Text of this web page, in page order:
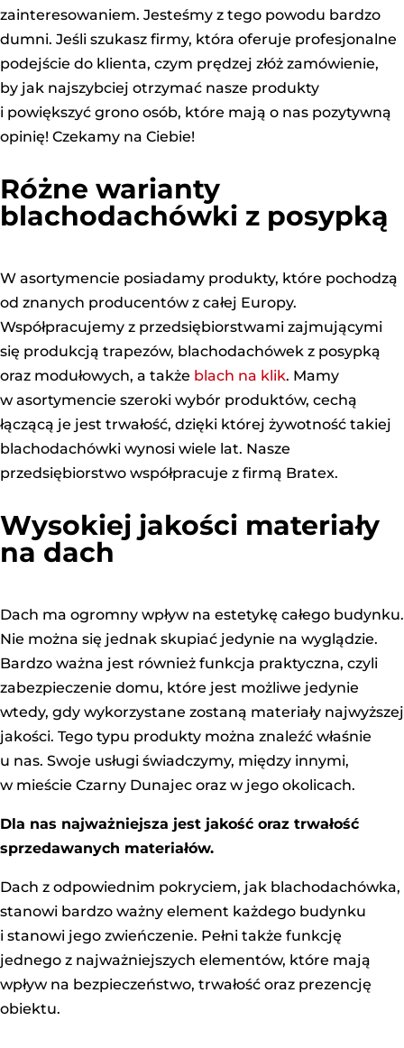
zainteresowaniem. Jesteśmy z tego powodu bardzo
dumni. Jeśli szukasz firmy, która oferuje profesjonalne
podejście do klienta, czym prędzej złóż zamówienie,
by jak najszybciej otrzymać nasze produkty
i powiększyć grono osób, które mają o nas pozytywną
opinię! Czekamy na Ciebie!
Różne warianty
blachodachówki z posypką
W asortymencie posiadamy produkty, które pochodzą
od znanych producentów z całej Europy.
Współpracujemy z przedsiębiorstwami zajmującymi
się produkcją trapezów, blachodachówek z posypką
oraz modułowych, a także blach na klik. Mamy
w asortymencie szeroki wybór produktów, cechą
łączącą je jest trwałość, dzięki której żywotność takiej
blachodachówki wynosi wiele lat. Nasze
przedsiębiorstwo współpracuje z firmą Bratex.
Wysokiej jakości materiały
na dach
Dach ma ogromny wpływ na estetykę całego budynku.
Nie można się jednak skupiać jedynie na wyglądzie.
Bardzo ważna jest również funkcja praktyczna, czyli
zabezpieczenie domu, które jest możliwe jedynie
wtedy, gdy wykorzystane zostaną materiały najwyższej
jakości. Tego typu produkty można znaleźć właśnie
u nas. Swoje usługi świadczymy, między innymi,
w mieście Czarny Dunajec oraz w jego okolicach.
Dla nas najważniejsza jest jakość oraz trwałość
sprzedawanych materiałów.
Dach z odpowiednim pokryciem, jak blachodachówka,
stanowi bardzo ważny element każdego budynku
i stanowi jego zwieńczenie. Pełni także funkcję
jednego z najważniejszych elementów, które mają
wpływ na bezpieczeństwo, trwałość oraz prezencję
obiektu.